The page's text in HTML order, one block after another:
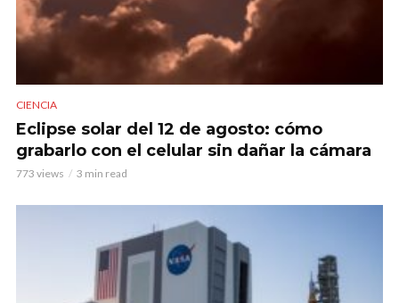
CIENCIA
Eclipse solar del 12 de agosto: cómo
grabarlo con el celular sin dañar la cámara
773 views 3 min read